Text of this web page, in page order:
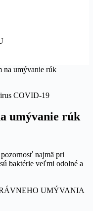
na umývanie rúk
umývanie rúk
najmä pri
baktérie veľmi odolné a
UMÝVANIA